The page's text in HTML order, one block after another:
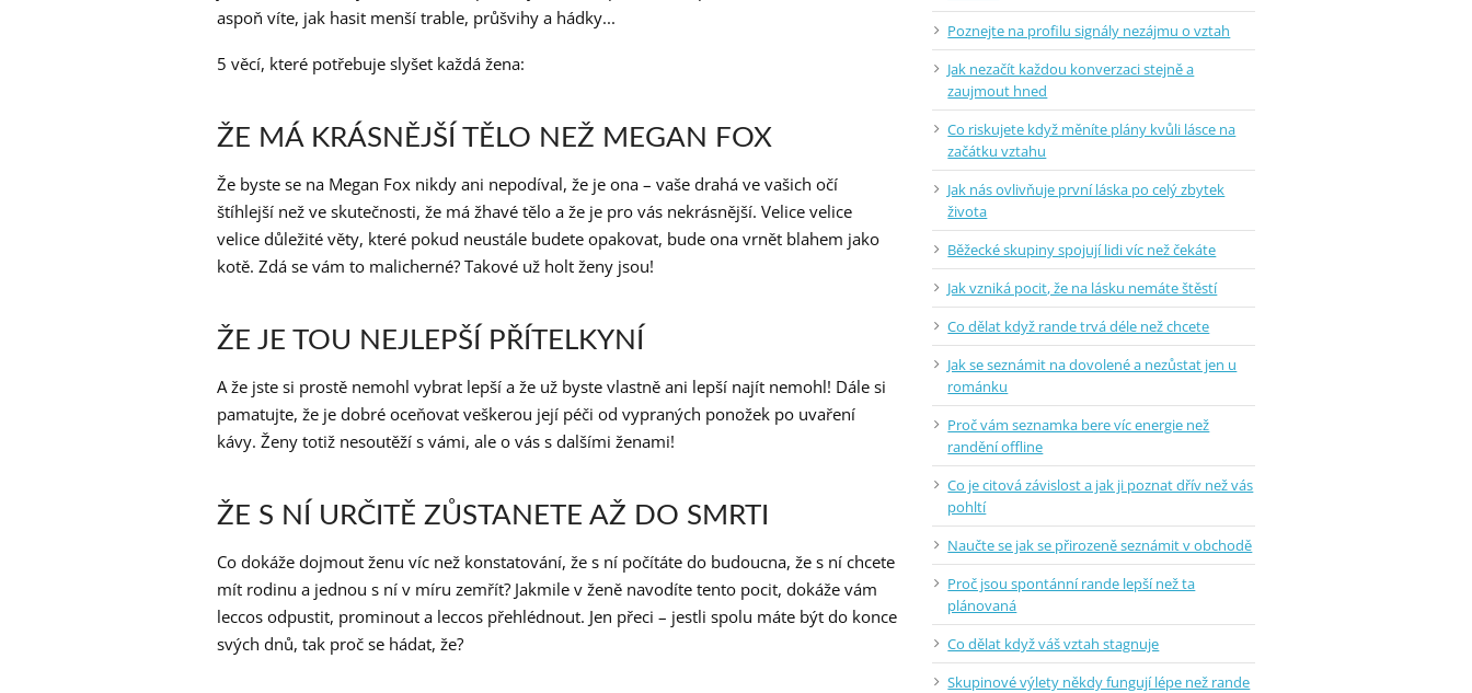
aspoň víte, jak hasit menší trable, průšvihy a hádky...
5 věcí, které potřebuje slyšet každá žena:
ŽE MÁ KRÁSNĚJŠÍ TĚLO NEŽ MEGAN FOX
Že byste se na Megan Fox nikdy ani nepodíval, že je ona – vaše drahá ve vašich očí
štíhlejší než ve skutečnosti, že má žhavé tělo a že je pro vás nekrásnější. Velice velice
velice důležité věty, které pokud neustále budete opakovat, bude ona vrnět blahem jako
kotě. Zdá se vám to malicherné? Takové už holt ženy jsou!
ŽE JE TOU NEJLEPŠÍ PŘÍTELKYNÍ
A že jste si prostě nemohl vybrat lepší a že už byste vlastně ani lepší najít nemohl! Dále si
pamatujte, že je dobré oceňovat veškerou její péči od vypraných ponožek po uvaření
kávy. Ženy totiž nesoutěží s vámi, ale o vás s dalšími ženami!
ŽE S NÍ URČITĚ ZŮSTANETE AŽ DO SMRTI
Co dokáže dojmout ženu víc než konstatování, že s ní počítáte do budoucna, že s ní chcete
mít rodinu a jednou s ní v míru zemřít? Jakmile v ženě navodíte tento pocit, dokáže vám
leccos odpustit, prominout a leccos přehlédnout. Jen přeci – jestli spolu máte být do konce
svých dnů, tak proč se hádat, že?
Poznejte na profilu signály nezájmu o vztah
Jak nezačít každou konverzaci stejně a
zaujmout hned
Co riskujete když měníte plány kvůli lásce na
začátku vztahu
Jak nás ovlivňuje první láska po celý zbytek
života
Běžecké skupiny spojují lidi víc než čekáte
Jak vzniká pocit, že na lásku nemáte štěstí
Co dělat když rande trvá déle než chcete
Jak se seznámit na dovolené a nezůstat jen u
románku
Proč vám seznamka bere víc energie než
randění offline
Co je citová závislost a jak ji poznat dřív než vás
pohltí
Naučte se jak se přirozeně seznámit v obchodě
Proč jsou spontánní rande lepší než ta
plánovaná
Co dělat když váš vztah stagnuje
Skupinové výlety někdy fungují lépe než rande